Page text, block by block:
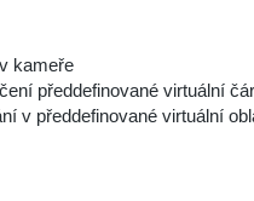
kameře
předdefinované virtuální
v předdefinované virtuální